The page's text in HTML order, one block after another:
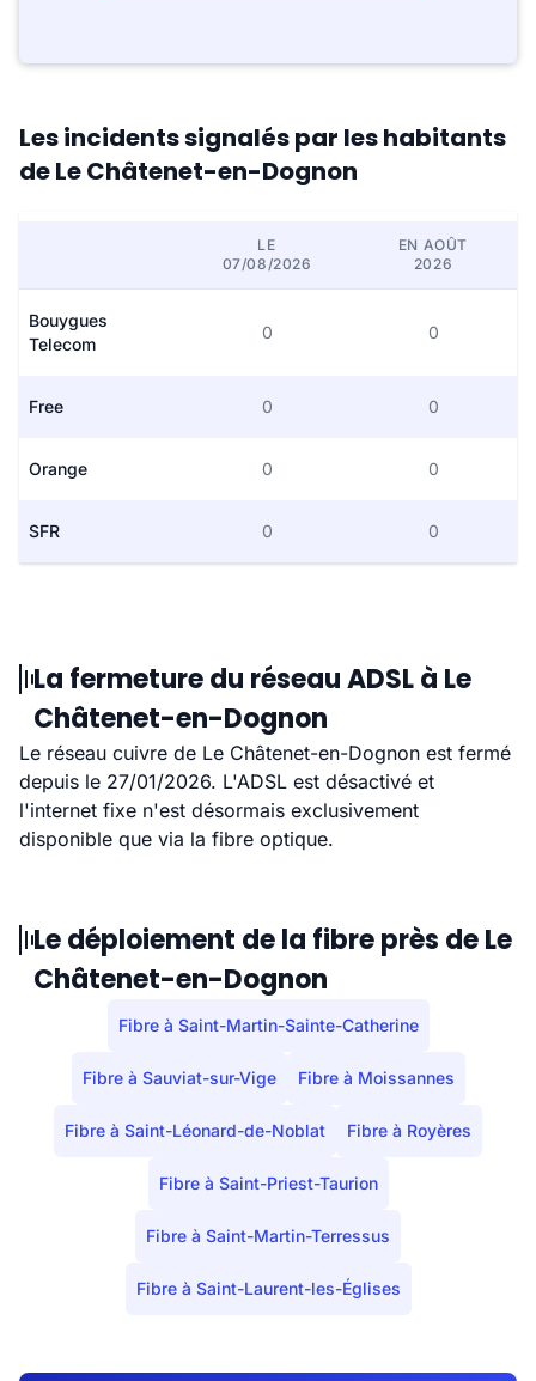
Les incidents signalés par les habitants
de Le Châtenet-en-Dognon
LE
07/08/2026
EN AOÛT
2026
Bouygues
Telecom
0 0
Free 0 0
Orange 0 0
SFR 0 0
La fermeture du réseau ADSL à Le
Châtenet-en-Dognon
Le réseau cuivre de Le Châtenet-en-Dognon est fermé
depuis le 27/01/2026. L'ADSL est désactivé et
l'internet fixe n'est désormais exclusivement
disponible que via la fibre optique.
Le déploiement de la fibre près de Le
Châtenet-en-Dognon
Fibre à Saint-Martin-Sainte-Catherine
Fibre à Sauviat-sur-Vige Fibre à Moissannes
Fibre à Saint-Léonard-de-Noblat Fibre à Royères
Fibre à Saint-Priest-Taurion
Fibre à Saint-Martin-Terressus
Fibre à Saint-Laurent-les-Églises